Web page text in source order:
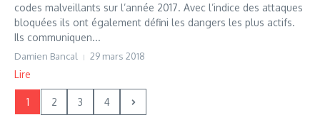
codes malveillants sur l’année 2017. Avec l’indice des attaques
bloquées ils ont également défini les dangers les plus actifs.
Ils communiquen...
Damien Bancal 29 mars 2018
Lire
1 2 3 4